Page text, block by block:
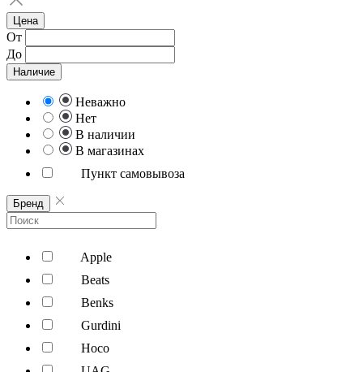
Цена
От
До
Наличие
Неважно
Нет
В наличии
В магазинах
Пункт самовывоза
Бренд
Apple
Beats
Benks
Gurdini
Hoco